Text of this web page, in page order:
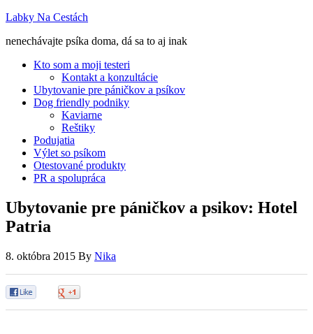
Labky Na Cestách
nenechávajte psíka doma, dá sa to aj inak
Kto som a moji testeri
Kontakt a konzultácie
Ubytovanie pre páničkov a psíkov
Dog friendly podniky
Kaviarne
Reštiky
Podujatia
Výlet so psíkom
Otestované produkty
PR a spolupráca
Ubytovanie pre páničkov a psikov: Hotel
Patria
8. októbra 2015 By Nika